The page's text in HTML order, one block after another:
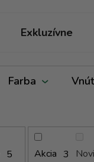
Exkluzívne
5 Akcia 3
Farba